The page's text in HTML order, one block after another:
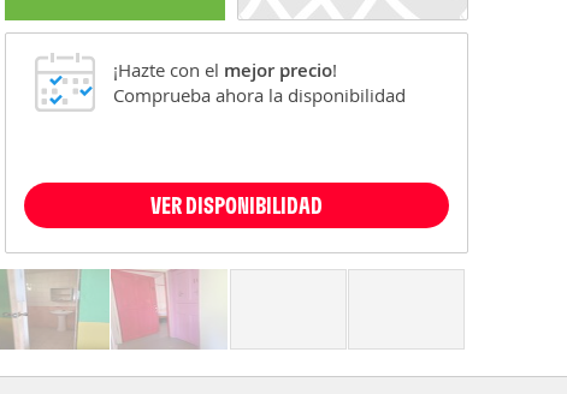
¡Hazte con el mejor precio!
Comprueba ahora la disponibilidad
VER DISPONIBILIDAD